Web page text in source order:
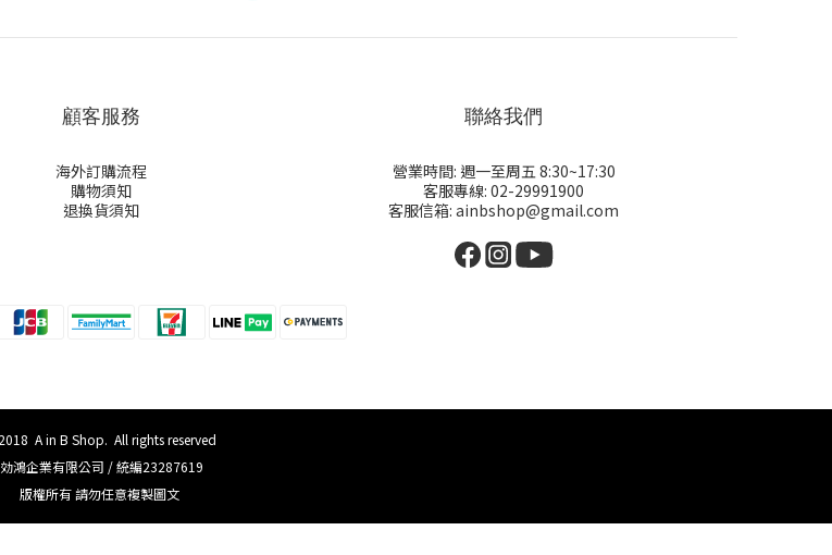
顧客服務
海外訂購流程
購物須知
退換貨須知
聯絡我們
營業時間: 週一至周五 8:30~17:30
客服專線: 02-29991900
客服信箱: ainbshop@gmail.com
A in B Shop. All rights reserved
効鴻企業有限公司 / 統編23287619
版權所有 請勿任意複製圖文